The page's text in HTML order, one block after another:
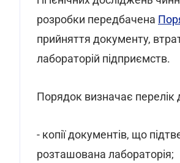
розробки передбачена
прийняття документу,
лабораторій підприємств.
Порядок визначає перелік
- копії документів, що
розташована лабораторія;